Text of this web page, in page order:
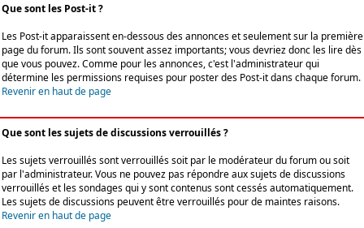
Que sont les Post-it ?
Les Post-it apparaissent en-dessous des annonces et seulement sur la première
page du forum. Ils sont souvent assez importants; vous devriez donc les lire dès
que vous pouvez. Comme pour les annonces, c'est l'administrateur qui
détermine les permissions requises pour poster des Post-it dans chaque forum.
Revenir en haut de page
Que sont les sujets de discussions verrouillés ?
Les sujets verrouillés sont verrouillés soit par le modérateur du forum ou soit
par l'administrateur. Vous ne pouvez pas répondre aux sujets de discussions
verrouillés et les sondages qui y sont contenus sont cessés automatiquement.
Les sujets de discussions peuvent être verrouillés pour de maintes raisons.
Revenir en haut de page